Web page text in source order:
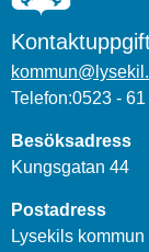
Telefon:0523 -
Besöksadress
Kungsgatan 44
Postadress
Lysekils kommun